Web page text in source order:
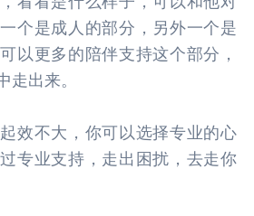
个是成人的部分，另外一个是
以更多的陪伴支持这个部分，
走出来。
效不大，你可以选择专业的心
专业支持，走出困扰，去走你